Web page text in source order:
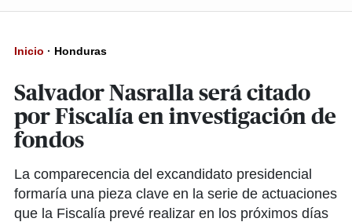
Inicio · Honduras
Salvador Nasralla será citado
por Fiscalía en investigación de
fondos
La comparecencia del excandidato presidencial
formaría una pieza clave en la serie de actuaciones
que la Fiscalía prevé realizar en los próximos días